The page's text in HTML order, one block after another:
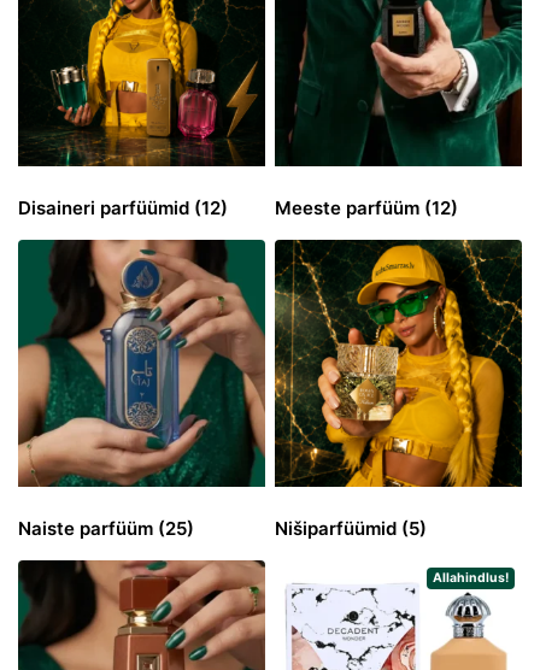
Disaineri parfüümid (12) Meeste parfüüm (12)
Naiste parfüüm (25) Nišiparfüümid (5)
Allahindlus!